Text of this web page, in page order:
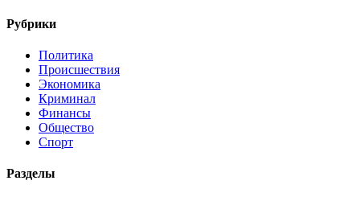
Рубрики
Политика
Происшествия
Экономика
Криминал
Финансы
Общество
Спорт
Разделы